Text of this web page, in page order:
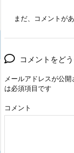
まだ、コメントが
コメントをど
メールアドレスが公開
は必須項目です
コメント